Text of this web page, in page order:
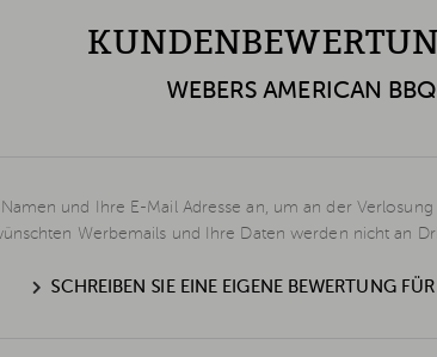
WEBERS AMERICAN BBQ
und Ihre E-Mail Adresse an, um an der
Werbemails und Ihre Daten werden nicht an
SCHREIBEN SIE EINE EIGENE BEWERTUNG